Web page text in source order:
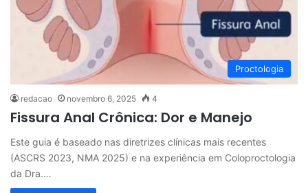
Proctologia
redacao novembro 6, 2025 4
Fissura Anal Crônica: Dor e Manejo
Este guia é baseado nas diretrizes clínicas mais recentes
(ASCRS 2023, NMA 2025) e na experiência em Coloproctologia
da Dra.…